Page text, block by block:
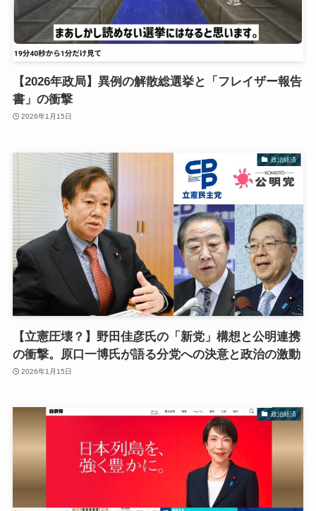
【2026年政局】異例の解散総選挙と「フレイザー報告
書」の衝撃
2026年1月15日
政治経済
【立憲圧壊？】野田佳彦氏の「新党」構想と公明連携
の衝撃。原口一博氏が語る分党への決意と政治の激動
2026年1月15日
政治経済